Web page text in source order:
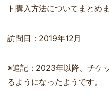
ト購入方法についてまとめま
訪問日：2019年12月
※追記：2023年以降、チケ
るようになったようです。